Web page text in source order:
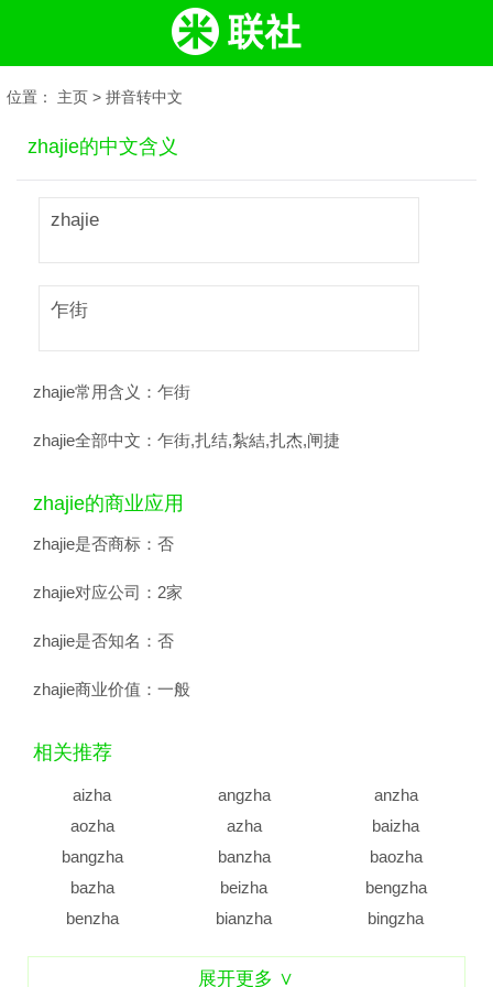
位置： 主页 > 拼音转中文
zhajie的中文含义
zhajie
乍街
zhajie常用含义： 乍街
zhajie全部中文： 乍街,扎结,紮結,扎杰,闸捷
zhajie的商业应用
zhajie是否商标： 否
zhajie对应公司： 2家
zhajie是否知名： 否
zhajie商业价值： 一般
相关推荐
aizha angzha
anzha
aozha
azha
baizha
bangzha
banzha
baozha
bazha
beizha
bengzha
benzha
bianzha
bingzha
caizha
展开更多 ∨